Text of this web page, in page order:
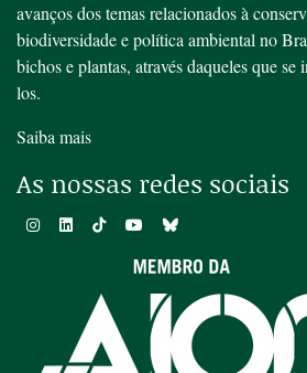
avanços dos temas relacionados à
biodiversidade e política ambiental no
bichos e plantas, através daqueles que se
los.
Saiba mais
As nossas redes sociais